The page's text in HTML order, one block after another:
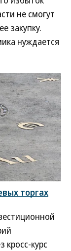
не смогут
закупку.
нуждается
торгах
кросс-курс